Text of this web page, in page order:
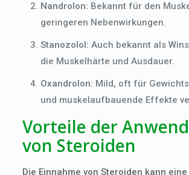
Nandrolon: Bekannt für den
geringeren Nebenwirkungen.
Stanozolol: Auch bekannt als
die Muskelhärte und Ausdauer.
Oxandrolon: Mild, oft für
und muskelaufbauende Effekte
Vorteile der
von Steroiden
Die Einnahme von Steroiden kann